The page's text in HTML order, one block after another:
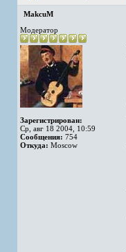
MakcuM
Модератор
Зарегистрирован:
Ср, авг 18 2004, 10:59
Сообщения: 754
Откуда: Moscow